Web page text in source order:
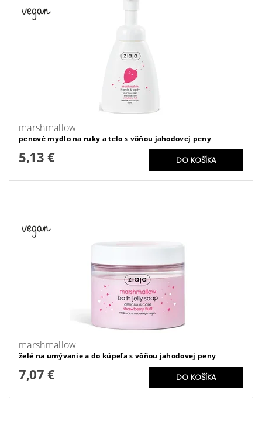
marshmallow
penové mydlo na ruky a telo s vôňou jahodovej peny
5,13 €
marshmallow
želé na umývanie a do kúpeľa s vôňou jahodovej peny
7,07 €